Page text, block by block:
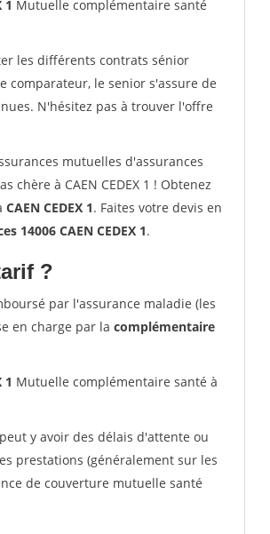
1 Mutuelle complémentaire santé
les différents contrats sénior
comparateur, le senior s'assure de
N'hésitez pas à trouver l'offre
mutuelles d'assurances
chère à CAEN CEDEX 1 ! Obtenez
CAEN CEDEX 1. Faites votre devis en
14006 CAEN CEDEX 1.
?
par l'assurance maladie (les
en charge par la complémentaire
1 Mutuelle complémentaire santé à
y avoir des délais d'attente ou
prestations (généralement sur les
de couverture mutuelle santé